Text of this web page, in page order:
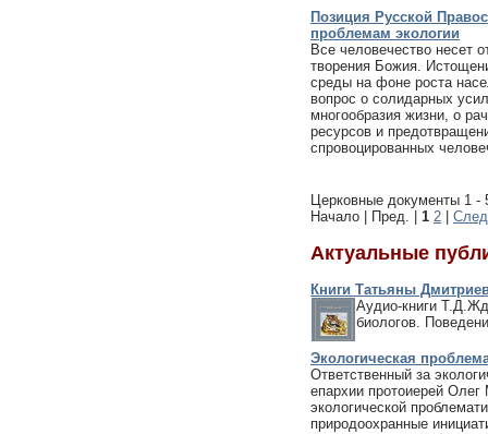
Позиция Русской
проблемам экологии
Все человечество несет
творения Божия.
среды на фоне роста
вопрос о солидарных
многообразия жизни, о
ресурсов и
спровоцированных
Церковные документы 1 -
Начало | Пред. | 1 2
Актуальные
Книги Татьяны
Аудио-книги
биологов.
Экологическая
Ответственный за
епархии протоиерей
экологической
природоохранные